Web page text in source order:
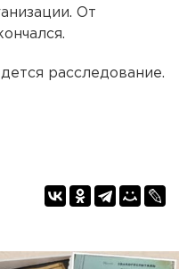
От
расследование.